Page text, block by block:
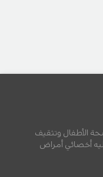
الأطفال وتثقيف
أخصائي أمراض